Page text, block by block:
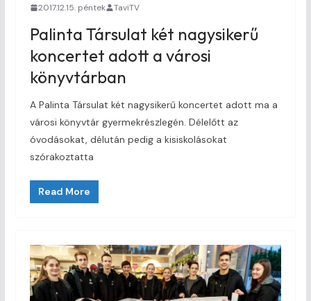
2017.12.15. péntek TaviTV
Palinta Társulat két nagysikerű
koncertet adott a városi
könyvtárban
A Palinta Társulat két nagysikerű koncertet adott ma a
városi könyvtár gyermekrészlegén. Délelőtt az
óvodásokat, délután pedig a kisiskolásokat
szórakoztatta
Read More